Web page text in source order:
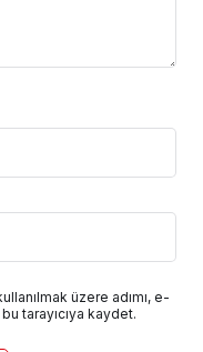
üzere adımı, e-
tarayıcıya kaydet.